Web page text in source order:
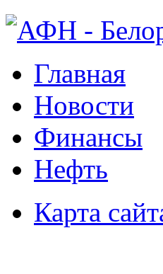
Главная
Новости
Финансы
Нефть
Карта